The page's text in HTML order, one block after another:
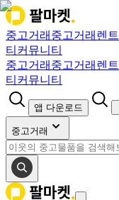
중고거래 중고거래 렌트
티 커뮤니티
중고거래 중고거래 렌트
티 커뮤니티
앱 다운로드
중고거래